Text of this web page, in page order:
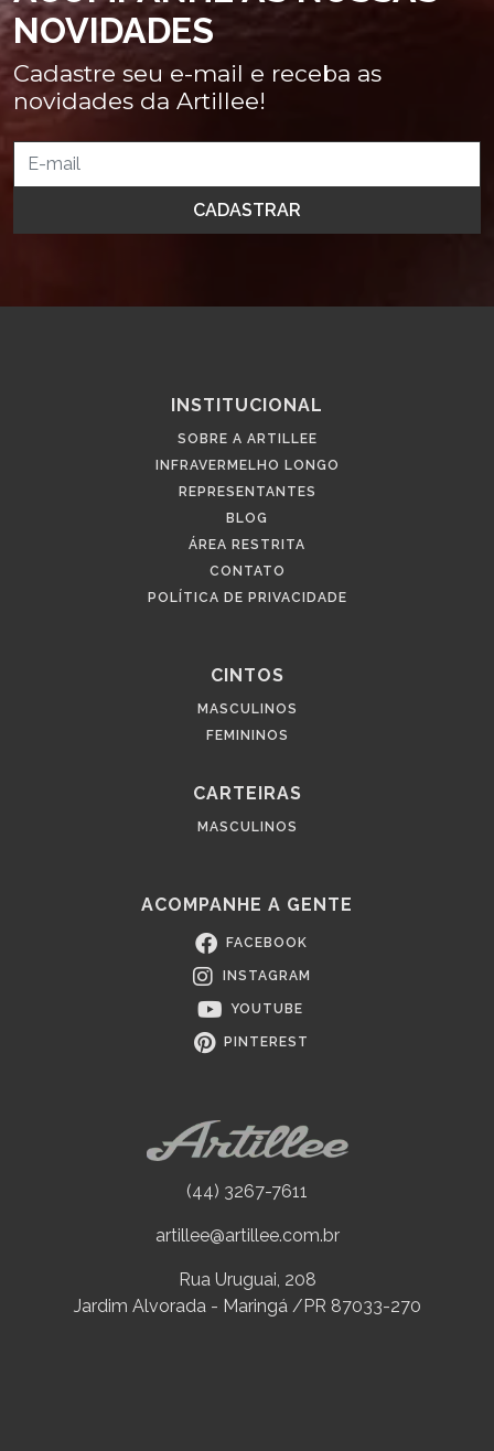
NOVIDADES
Cadastre seu e-mail e receba as
novidades da Artillee!
INSTITUCIONAL
SOBRE A ARTILLEE
INFRAVERMELHO LONGO
REPRESENTANTES
BLOG
ÁREA RESTRITA
CONTATO
POLÍTICA DE PRIVACIDADE
CINTOS
MASCULINOS
FEMININOS
CARTEIRAS
MASCULINOS
ACOMPANHE A GENTE
FACEBOOK
INSTAGRAM
YOUTUBE
PINTEREST
(44) 3267-7611
artillee@artillee.com.br
Rua Uruguai, 208
Jardim Alvorada - Maringá /PR 87033-270